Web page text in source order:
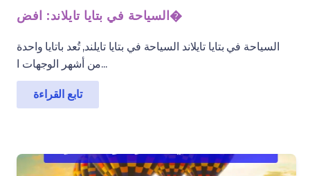
السياحة في بتايا تايلاند: افض�
السياحة في بتايا تايلاند السياحة في بتايا تايلند, تُعد باتايا واحدة
من أشهر الوجهات ا...
تابع القراءة